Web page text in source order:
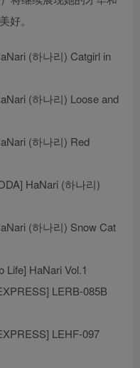
好。
(하나리) Catgirl in
(하나리) Loose and
(하나리) Red
HaNari (하나리)
(하나리) Snow Cat
Life] HaNari Vol.1
LERB-085B
LEHF-097